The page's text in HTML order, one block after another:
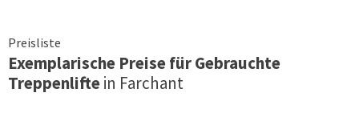
Preisliste
Exemplarische Preise für Gebrauchte
Treppenliftein Farchant